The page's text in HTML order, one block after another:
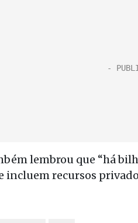
lembrou que “há
incluem recursos